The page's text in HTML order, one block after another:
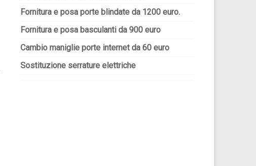
Fornitura e posa porte blindate da 1200 euro.
Fornitura e posa basculanti da 900 euro
Cambio maniglie porte internet da 60 euro
Sostituzione serrature elettriche